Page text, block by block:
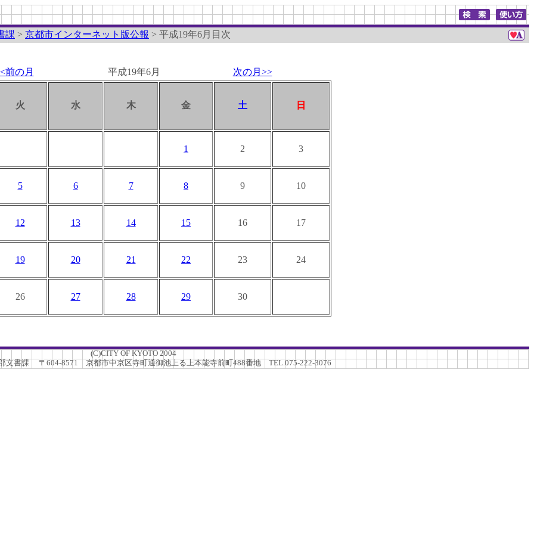
課 > 京都市インターネット版公報 > 平成19年6月目次
前の月 平成19年6月 次の月>>
火 水 木 金 土 日
1 2 3
5 6 7 8 9 10
12 13 14 15 16 17
19 20 21 22 23 24
26 27 28 29 30
(C)CITY OF KYOTO 2004
文書課 〒604-8571 京都市中京区寺町通御池上る上本能寺前町488番地 TEL.075-222-3076